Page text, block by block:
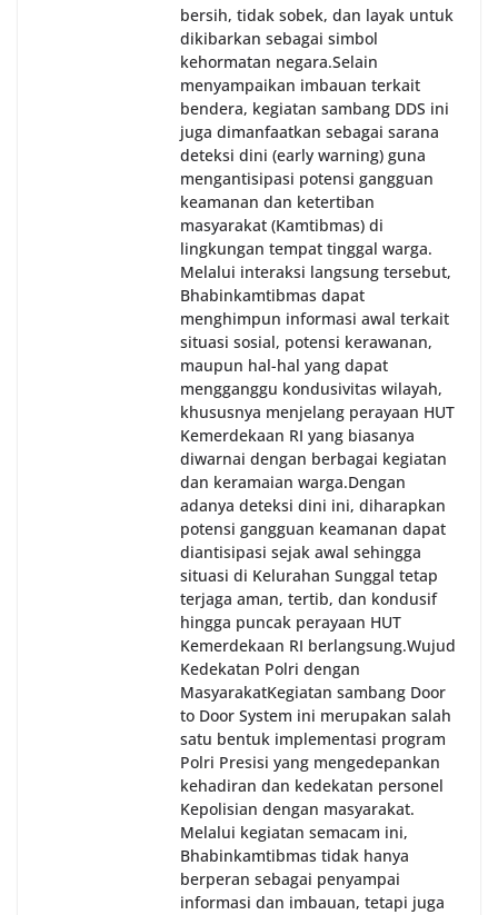
bersih, tidak sobek, dan layak untuk
dikibarkan sebagai simbol
kehormatan negara.‎‎‎Selain
menyampaikan imbauan terkait
bendera, kegiatan sambang DDS ini
juga dimanfaatkan sebagai sarana
deteksi dini (early warning) guna
mengantisipasi potensi gangguan
keamanan dan ketertiban
masyarakat (Kamtibmas) di
lingkungan tempat tinggal warga.
Melalui interaksi langsung tersebut,
Bhabinkamtibmas dapat
menghimpun informasi awal terkait
situasi sosial, potensi kerawanan,
maupun hal-hal yang dapat
mengganggu kondusivitas wilayah,
khususnya menjelang perayaan HUT
Kemerdekaan RI yang biasanya
diwarnai dengan berbagai kegiatan
dan keramaian warga.‎‎Dengan
adanya deteksi dini ini, diharapkan
potensi gangguan keamanan dapat
diantisipasi sejak awal sehingga
situasi di Kelurahan Sunggal tetap
terjaga aman, tertib, dan kondusif
hingga puncak perayaan HUT
Kemerdekaan RI berlangsung.‎‎Wujud
Kedekatan Polri dengan
Masyarakat‎Kegiatan sambang Door
to Door System ini merupakan salah
satu bentuk implementasi program
Polri Presisi yang mengedepankan
kehadiran dan kedekatan personel
Kepolisian dengan masyarakat.
Melalui kegiatan semacam ini,
Bhabinkamtibmas tidak hanya
berperan sebagai penyampai
informasi dan imbauan, tetapi juga